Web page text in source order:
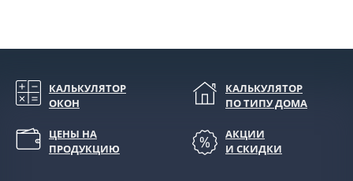
КАЛЬКУЛЯТОР
ОКОН
КАЛЬКУЛЯТОР
ПО ТИПУ ДОМА
ЦЕНЫ НА
ПРОДУКЦИЮ
АКЦИИ
И СКИДКИ